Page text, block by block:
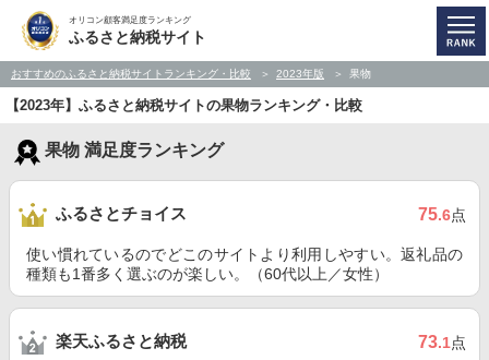
オリコン顧客満足度ランキング
ふるさと納税サイト
おすすめのふるさと納税サイトランキング・比較 2023年版 果物
【2023年】ふるさと納税サイトの果物ランキング・比較
果物 満足度ランキング
ふるさとチョイス 75.6点
使い慣れているのでどこのサイトより利用しやすい。返礼品の
種類も1番多く選ぶのが楽しい。（60代以上／女性）
楽天ふるさと納税 73.1点